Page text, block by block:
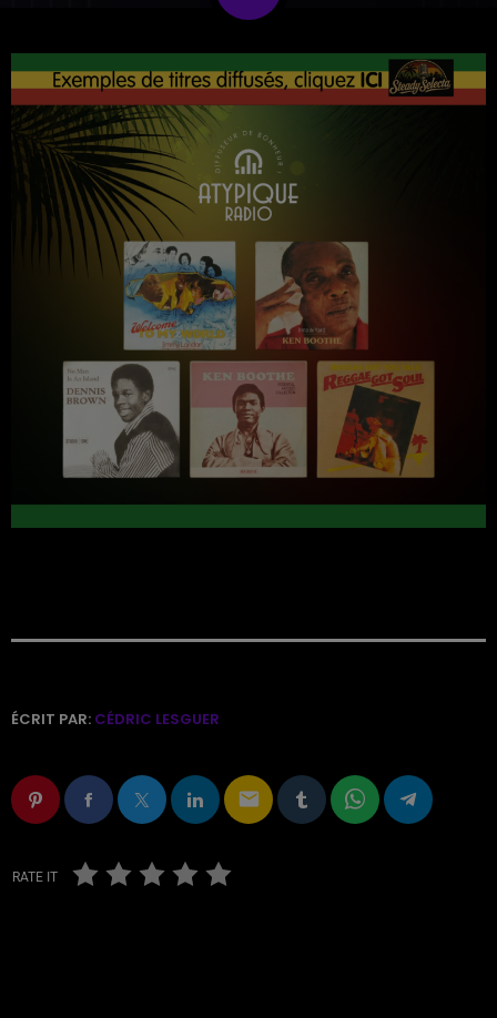
ÉCRIT PAR: CÉDRIC LESGUER
email
RATE IT